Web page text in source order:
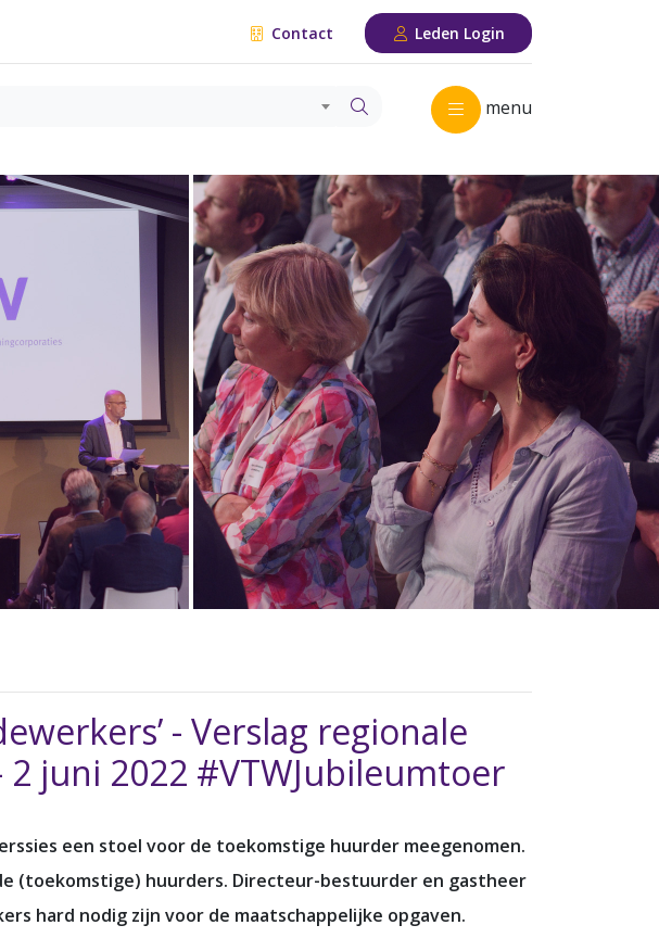
Contact Leden Login
menu
- Verslag regionale
juni 2022 #VTWJubileumtoer
een stoel voor de toekomstige huurder meegenomen.
(toekomstige) huurders. Directeur-bestuurder en gastheer
hard nodig zijn voor de maatschappelijke opgaven.